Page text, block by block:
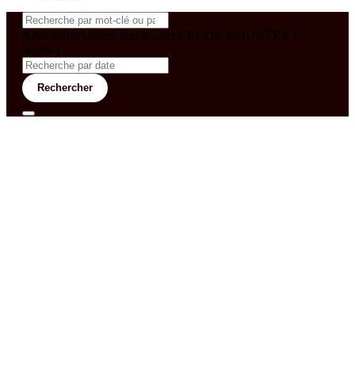
&& config('laravel-theme-inter.CEGOS_COUNTRY') !=
'neves')
Rechercher